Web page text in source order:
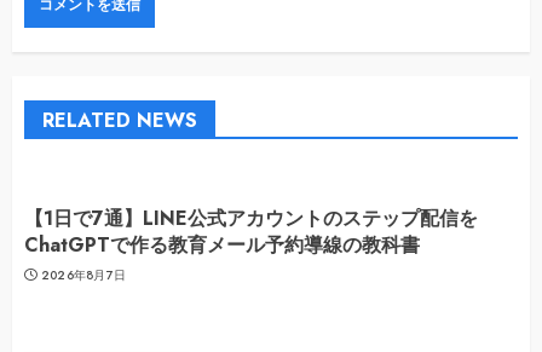
RELATED NEWS
【1日で7通】LINE公式アカウントのステップ配信を
ChatGPTで作る教育メール予約導線の教科書
2026年8月7日